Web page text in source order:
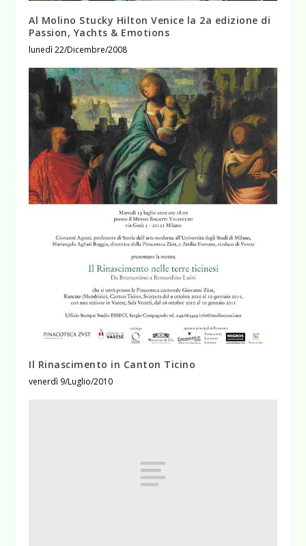
Al Molino Stucky Hilton Venice la 2a edizione di
Passion, Yachts & Emotions
lunedì 22/Dicembre/2008
Il Rinascimento in Canton Ticino
venerdì 9/Luglio/2010